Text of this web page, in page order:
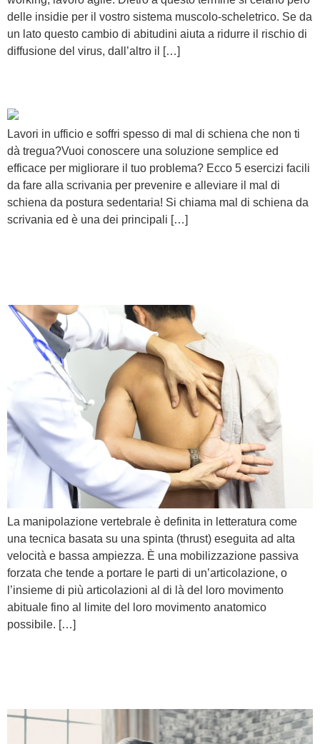
delle insidie per il vostro sistema muscolo-scheletrico. Se da
un lato questo cambio di abitudini aiuta a ridurre il rischio di
diffusione del virus, dall’altro il […]
Lavori in ufficio e soffri spesso di mal di schiena che non ti
dà tregua?Vuoi conoscere una soluzione semplice ed
efficace per migliorare il tuo problema? Ecco 5 esercizi facili
da fare alla scrivania per prevenire e alleviare il mal di
schiena da postura sedentaria! Si chiama mal di schiena da
scrivania ed è una dei principali […]
La manipolazione vertebrale è definita in letteratura come
una tecnica basata su una spinta (thrust) eseguita ad alta
velocità e bassa ampiezza. È una mobilizzazione passiva
forzata che tende a portare le parti di un’articolazione, o
l’insieme di più articolazioni al di là del loro movimento
abituale fino al limite del loro movimento anatomico
possibile. […]